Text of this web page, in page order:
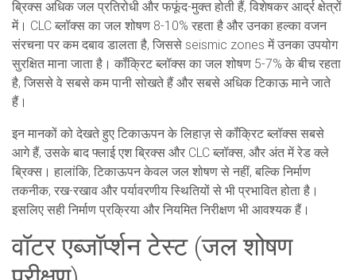
ब्रिक्स अधिक जल प्रतिरोधी और फफूंद-मुक्त होती हैं, विशेषकर आर्द्र क्षेत्रों
में। CLC ब्लॉक्स का जल शोषण 8-10% रहता है और उनका हल्का वजन
संरचना पर कम दबाव डालता है, जिससे seismic zones में उनका उपयोग
सुरक्षित माना जाता है। कॉंक्रिट ब्लॉक्स का जल शोषण 5-7% के बीच रहता
है, जिससे वे सबसे कम पानी सोखते हैं और सबसे अधिक टिकाऊ माने जाते
हैं।
इन मानकों को देखते हुए टिकाऊपनके लिहाज़ से कॉंक्रिट ब्लॉक्स सबसे
आगे हैं, उसके बाद फ्लाई एश ब्रिक्स और CLC ब्लॉक्स, और अंत में रेड क्ले
ब्रिक्स। हालांकि, टिकाऊपन केवल जल शोषण से नहीं, बल्कि निर्माण
तकनीक, रख-रखाव और पर्यावरणीय स्थितियों से भी प्रभावित होता है।
इसलिए सही निर्माण प्रक्रिया और नियमित निरीक्षण भी आवश्यक हैं।
वॉटर एब्जॉर्प्शन टेस्ट (जल शोषण